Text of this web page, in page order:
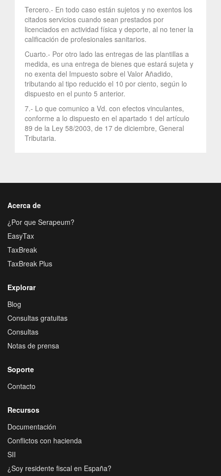
Tercero.- En todo caso están sujetos y no exentos los
citados servicios cuando sean prestados por
licenciados en actividad física y deporte, al no tener la
calificación de profesionales sanitarios.
Cuarto.- Por otro lado las entregas de las plantillas a
medida, es una entrega de bienes que estará sujeta y
no exenta del Impuesto sobre el Valor Añadido,
tributando al tipo reducido el 10 por ciento, según lo
dispuesto en el punto 5 anterior.
7.- Lo que comunico a Vd. con efectos vinculantes,
conforme a lo dispuesto en el apartado 1 del artículo
89 de la Ley 58/2003, de 17 de diciembre, General
Tributaria.
Acerca de
¿Por que Serapeum?
EasyTax
TaxBreak
TaxBreak Plus
Explorar
Blog
Consultas gratuitas
Consultas
Notas de prensa
Soporte
Contacto
Recursos
Documentación
Conflictos con hacienda
SII
¿Soy residente fiscal en España?